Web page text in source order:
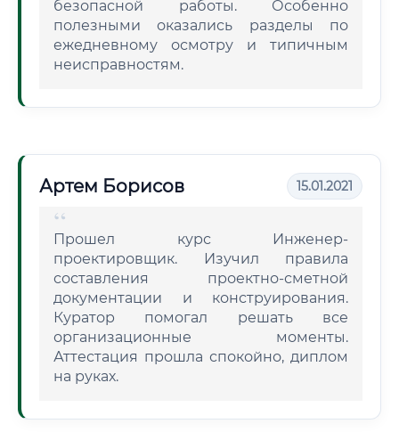
безопасной работы. Особенно
полезными оказались разделы по
ежедневному осмотру и типичным
неисправностям.
Артем Борисов 15.01.2021
Прошел курс Инженер-
проектировщик. Изучил правила
составления проектно-сметной
документации и конструирования.
Куратор помогал решать все
организационные моменты.
Аттестация прошла спокойно, диплом
на руках.